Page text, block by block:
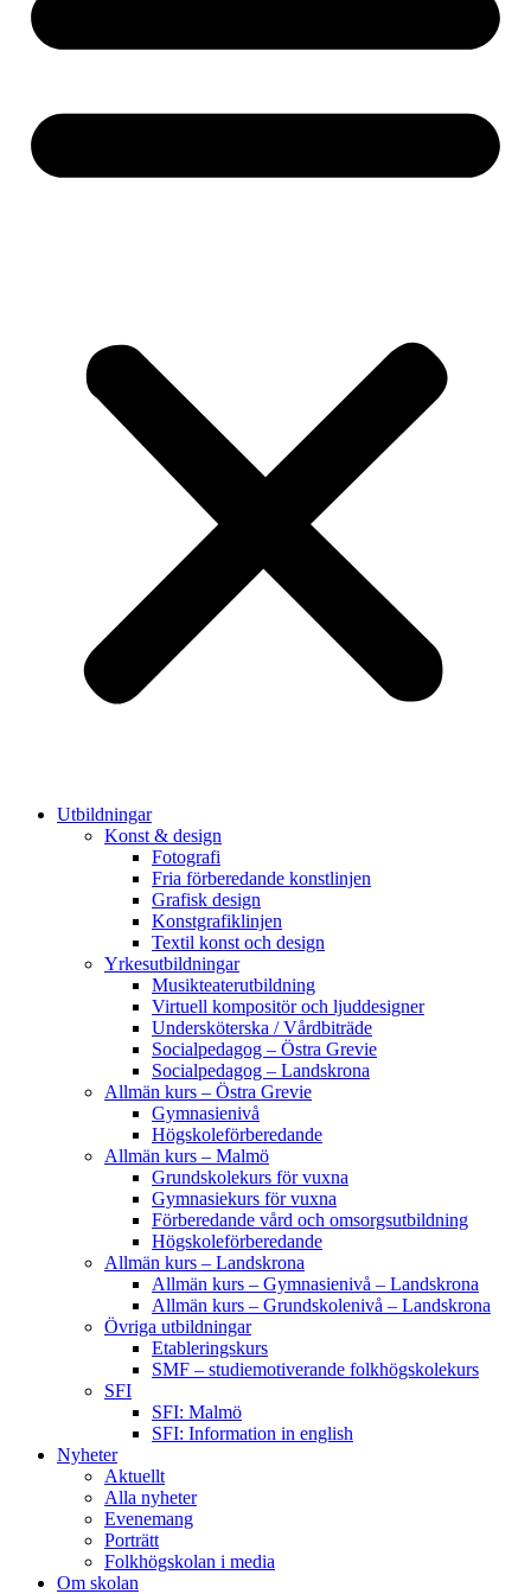
Utbildningar
Konst & design
Fotografi
Fria förberedande konstlinjen
Grafisk design
Konstgrafiklinjen
Textil konst och design
Yrkesutbildningar
Musikteaterutbildning
Virtuell kompositör och ljuddesigner
Undersköterska / Vårdbiträde
Socialpedagog – Östra Grevie
Socialpedagog – Landskrona
Allmän kurs – Östra Grevie
Gymnasienivå
Högskoleförberedande
Allmän kurs – Malmö
Grundskolekurs för vuxna
Gymnasiekurs för vuxna
Förberedande vård och omsorgsutbildning
Högskoleförberedande
Allmän kurs – Landskrona
Allmän kurs – Gymnasienivå – Landskrona
Allmän kurs – Grundskolenivå – Landskrona
Övriga utbildningar
Etableringskurs
SMF – studiemotiverande folkhögskolekurs
SFI
SFI: Malmö
SFI: Information in english
Nyheter
Aktuellt
Alla nyheter
Evenemang
Porträtt
Folkhögskolan i media
Om skolan